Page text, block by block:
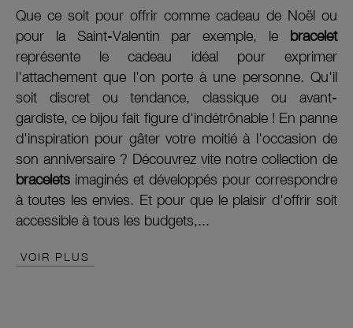
Que ce soit pour offrir comme cadeau de Noël ou
pour la Saint-Valentin par exemple, le bracelet
représente le cadeau idéal pour exprimer
l'attachement que l'on porte à une personne. Qu'il
soit discret ou tendance, classique ou avant-
gardiste, ce bijou fait figure d'indétrônable ! En panne
d'inspiration pour gâter votre moitié à l'occasion de
son anniversaire ? Découvrez vite notre collection de
bracelets imaginés et développés pour correspondre
à toutes les envies. Et pour que le plaisir d'offrir soit
accessible à tous les budgets,...
VOIR PLUS